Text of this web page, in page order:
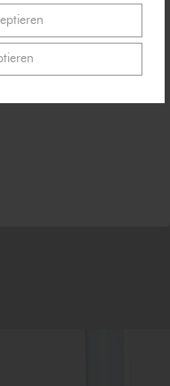
jeweiligen Social